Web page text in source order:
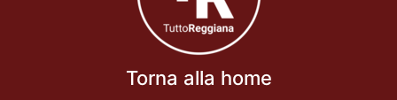
Torna alla home